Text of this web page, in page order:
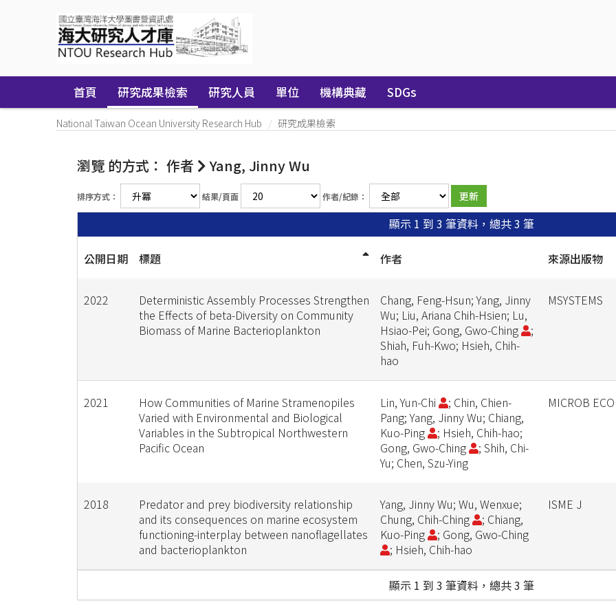
首頁 研究成果檢索 研究人員 單位 機構典藏 SDGs
National Taiwan Ocean University Research Hub 研究成果檢索
瀏覽 的方式： 作者 Yang, Jinny Wu
排序方式： 結果/頁面 作者/紀錄：
顯示 1 到 3 筆資料，總共 3 筆
公開日期 標題 作者 來源出版物
2022
Deterministic Assembly Processes Strengthen
the Effects of beta-Diversity on Community
Biomass of Marine Bacterioplankton
Chang, Feng-Hsun; Yang, Jinny
Wu; Liu, Ariana Chih-Hsien; Lu,
Hsiao-Pei; Gong, Gwo-Ching
;
Shiah, Fuh-Kwo; Hsieh, Chih-
hao
MSYSTEMS
2021
How Communities of Marine Stramenopiles
Varied with Environmental and Biological
Variables in the Subtropical Northwestern
Pacific Ocean
Lin, Yun-Chi
; Chin, Chien-
Pang; Yang, Jinny Wu; Chiang,
Kuo-Ping
; Hsieh, Chih-hao;
Gong, Gwo-Ching
; Shih, Chi-
Yu; Chen, Szu-Ying
MICROB
2018
Predator and prey biodiversity relationship
and its consequences on marine ecosystem
functioning-interplay between nanoflagellates
and bacterioplankton
Yang, Jinny Wu; Wu, Wenxue;
Chung, Chih-Ching
; Chiang,
Kuo-Ping
; Gong, Gwo-Ching
; Hsieh, Chih-hao
ISME J
顯示 1 到 3 筆資料，總共 3 筆